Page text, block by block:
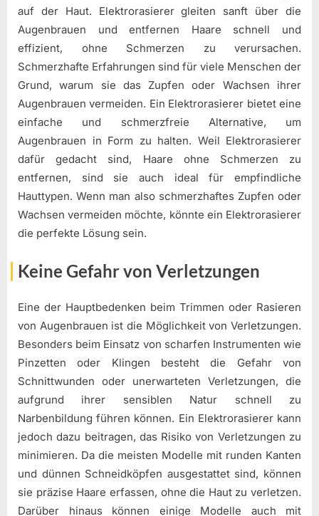
auf der Haut. Elektrorasierer gleiten sanft über die
Augenbrauen und entfernen Haare schnell und
effizient, ohne Schmerzen zu verursachen.
Schmerzhafte Erfahrungen sind für viele Menschen der
Grund, warum sie das Zupfen oder Wachsen ihrer
Augenbrauen vermeiden. Ein Elektrorasierer bietet eine
einfache und schmerzfreie Alternative, um
Augenbrauen in Form zu halten. Weil Elektrorasierer
dafür gedacht sind, Haare ohne Schmerzen zu
entfernen, sind sie auch ideal für empfindliche
Hauttypen. Wenn man also schmerzhaftes Zupfen oder
Wachsen vermeiden möchte, könnte ein Elektrorasierer
die perfekte Lösung sein.
Keine Gefahr von Verletzungen
Eine der Hauptbedenken beim Trimmen oder Rasieren
von Augenbrauen ist die Möglichkeit von Verletzungen.
Besonders beim Einsatz von scharfen Instrumenten wie
Pinzetten oder Klingen besteht die Gefahr von
Schnittwunden oder unerwarteten Verletzungen, die
aufgrund ihrer sensiblen Natur schnell zu
Narbenbildung führen können. Ein Elektrorasierer kann
jedoch dazu beitragen, das Risiko von Verletzungen zu
minimieren. Da die meisten Modelle mit runden Kanten
und dünnen Schneidköpfen ausgestattet sind, können
sie präzise Haare erfassen, ohne die Haut zu verletzen.
Darüber hinaus können einige Modelle auch mit